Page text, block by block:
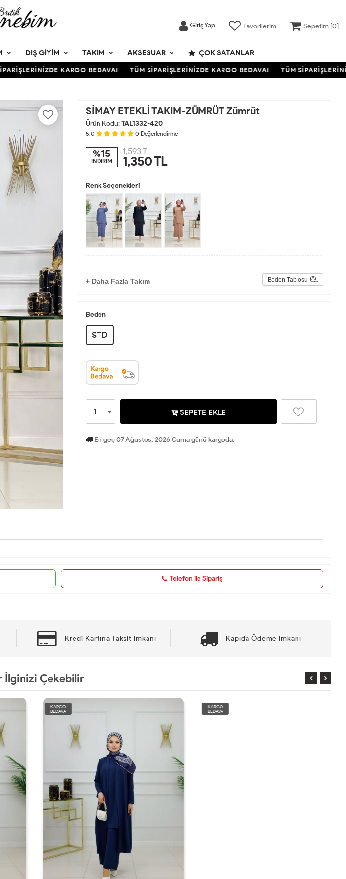
Giriş Yap Favorilerim Sepetim [0]
DIŞ GIYIM TAKIM AKSESUAR ÇOK SATANLAR
KARGO BEDAVA! TÜM SİPARİŞLERİNİZDE KARGO BEDAVA! TÜM
SİMAY ETEKLİ TAKIM-ZÜMRÜT Zümrüt
Ürün Kodu:TAL1332-420
5.0 0 Değerlendirme
%15
İNDİRİM
1,593 TL
1,350TL
Renk Seçenekleri
+ Daha Fazla Takım Beden Tablosu
Beden
STD
SEPETE EKLE
En geç 07 Ağustos, 2026 Cuma günü kargoda.
Telefon ile Sipariş
Kredi Kartına Taksit İmkanı Kapıda Ödeme İmkanı
İlginizi Çekebilir